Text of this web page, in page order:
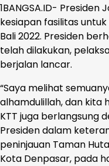
1BANGSA.ID- Presiden
kesiapan fasilitas
Bali 2022. Presiden
telah dilakukan,
berjalan lancar.
“Saya melihat
alhamdulillah, dan kita
KTT juga berlangsung
Presiden dalam
peninjauan Taman
Kota Denpasar, pada